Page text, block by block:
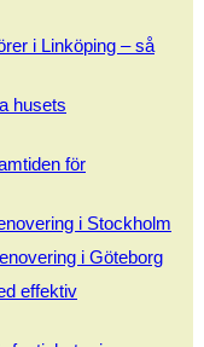
i Linköping – så
husets
för
i Stockholm
i Göteborg
effektiv